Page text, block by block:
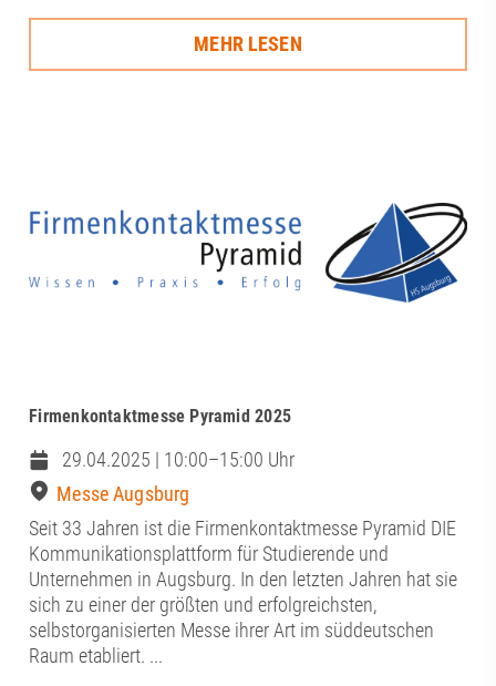
MEHR LESEN
Firmenkontaktmesse Pyramid 2025
29.04.2025 | 10:00–15:00 Uhr
Messe Augsburg
Seit 33 Jahren ist die Firmenkontaktmesse Pyramid DIE
Kommunikationsplattform für Studierende und
Unternehmen in Augsburg. In den letzten Jahren hat sie
sich zu einer der größten und erfolgreichsten,
selbstorganisierten Messe ihrer Art im süddeutschen
Raum etabliert. ...